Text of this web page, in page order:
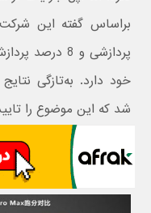
پردازشی و 8
شد که این موضوع را